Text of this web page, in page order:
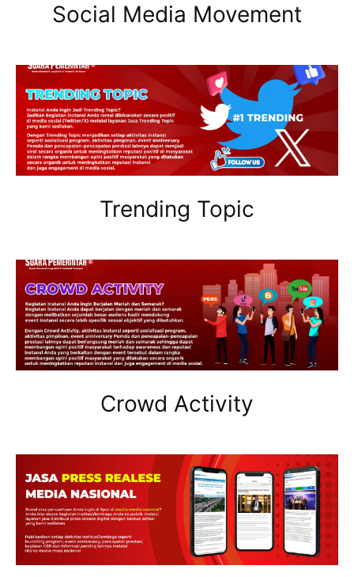
Social Media Movement
Trending Topic
Crowd Activity